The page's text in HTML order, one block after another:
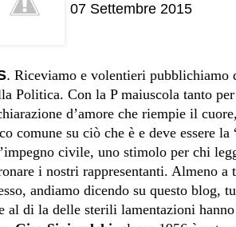
07 Settembre 2015
. Riceviamo e volentieri pubblichiamo
Politica. Con la P maiuscola tanto
d’amore che riempie il
comune su ciò che è e deve essere
civile, uno stimolo per chi
i nostri rappresentanti. Almeno a
andiamo dicendo su questo blog,
al di la delle sterili lamentazioni